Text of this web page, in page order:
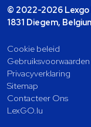
© 2022-2026 Lexgo
1831 Diegem,
Cookie beleid
Gebruiksvoorwaarden
Privacyverklaring
Sitemap
Contacteer Ons
LexGO.lu